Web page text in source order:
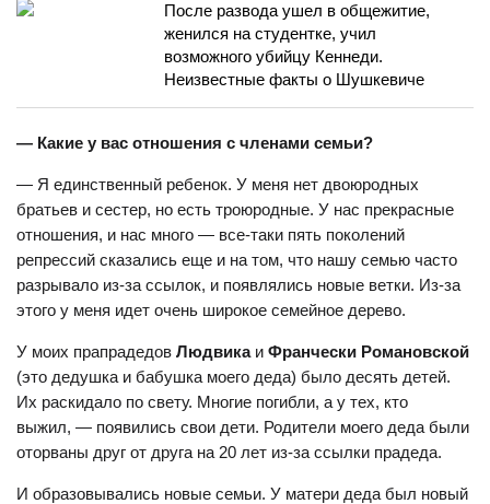
После развода ушел в общежитие,
женился на студентке, учил
возможного убийцу Кеннеди.
Неизвестные факты о Шушкевиче
— Какие у вас отношения с членами семьи?
— Я единственный ребенок. У меня нет двоюродных
братьев и сестер, но есть троюродные. У нас прекрасные
отношения, и нас много — все-таки пять поколений
репрессий сказались еще и на том, что нашу семью часто
разрывало из-за ссылок, и появлялись новые ветки. Из-за
этого у меня идет очень широкое семейное дерево.
У моих прапрадедов Людвикаи Франчески Романовской
(это дедушка и бабушка моего деда) было десять детей.
Их раскидало по свету. Многие погибли, а у тех, кто
выжил, — появились свои дети. Родители моего деда были
оторваны друг от друга на 20 лет из-за ссылки прадеда.
И образовывались новые семьи. У матери деда был новый